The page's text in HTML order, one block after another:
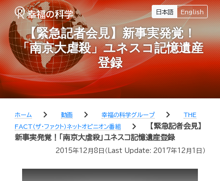
日本語 English
【緊急記者会見】新事実発覚！
「南京大虐殺」ユネスコ記憶遺産
登録
ホーム chevron_right 動画 chevron_right 幸福の科学グループ chevron_right
THE
FACT（ザ・ファクト）ネットオピニオン番組
chevron_right
【緊急記者会見】
新事実発覚！「南京大虐殺」ユネスコ記憶遺産登録
2015年12月8日 （Last Update: 2017年12月1日 ）